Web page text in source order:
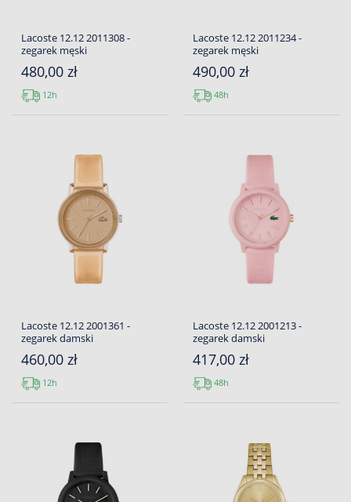
Lacoste 12.12 2011308 -
zegarek męski
480,00 zł
12h
Lacoste 12.12 2011234 -
zegarek męski
490,00 zł
48h
Lacoste 12.12 2001361 -
zegarek damski
460,00 zł
12h
Lacoste 12.12 2001213 -
zegarek damski
417,00 zł
48h